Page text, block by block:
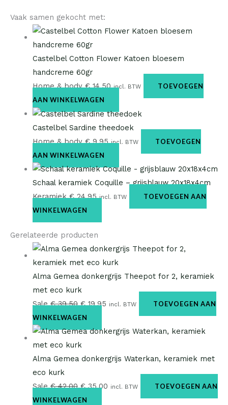
Vaak samen gekocht met:
Castelbel Cotton Flower Katoen bloesem
handcreme 60gr
Home & body€14,50 incl. BTW
TOEVOEGEN
AAN WINKELWAGEN
Castelbel Sardine theedoek
Home & body€9,95 incl. BTW
TOEVOEGEN
AAN WINKELWAGEN
Schaal keramiek Coquille – grijsblauw 20x18x4cm
Keramiek€24,95 incl. BTW
TOEVOEGEN AAN
WINKELWAGEN
Gerelateerde producten
Alma Gemea donkergrijs Theepot for 2, keramiek
met eco kurk
Sale€39,50 €19,95 incl. BTW
TOEVOEGEN AAN
WINKELWAGEN
Alma Gemea donkergrijs Waterkan, keramiek met
eco kurk
Sale€42,00 €35,00 incl. BTW
TOEVOEGEN AAN
WINKELWAGEN